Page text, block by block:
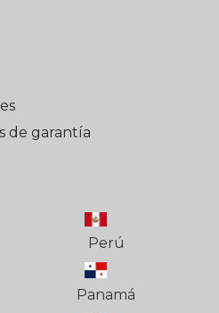
de garantía
Perú
Panamá